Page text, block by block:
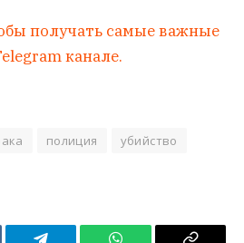
получать самые важные
канале.
полиция
убийство